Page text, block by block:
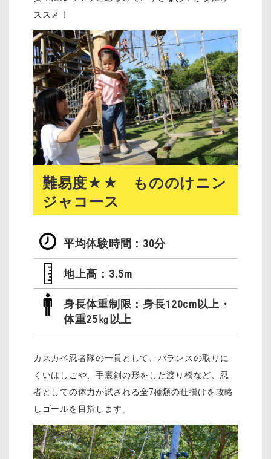
ススメ！
難易度★★ もののけニン
ジャコース
平均体験時間：30分
地上高：3.5m
身長体重制限：身長120cm以上・
体重25㎏以上
カスカベ忍者隊の一員として、バランスの取りに
くいはしごや、手裏剣の形をした渡り橋など、忍
者としての体力が試される全7種類の仕掛けを攻略
しゴールを目指します。